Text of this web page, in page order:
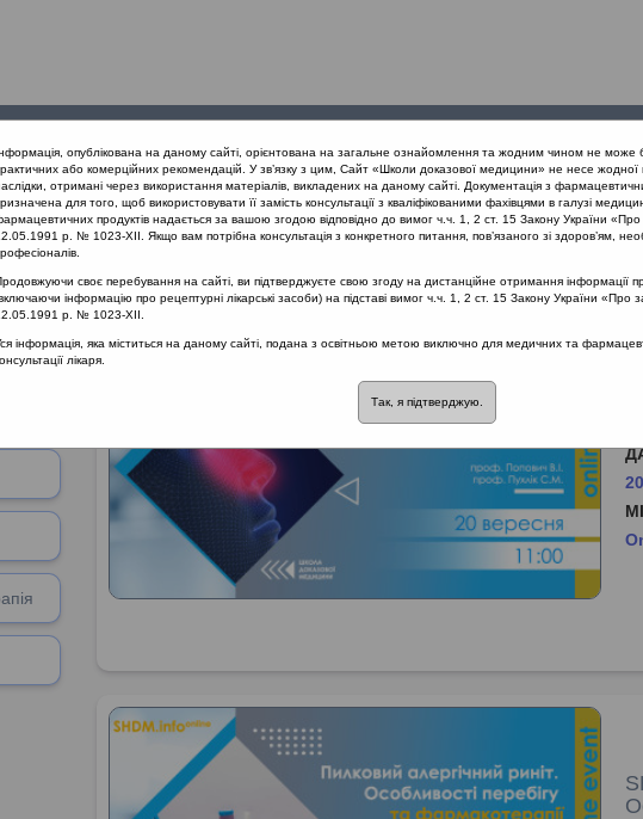
заходи
проекту
опублікована на даному сайті, орієнтована на загальне ознайомлення та жодним чином не може
або комерційних рекомендацій. У зв’язку з цим, Сайт «Школи доказової медицини» не несе жодної
отримані через використання матеріалів, викладених на даному сайті. Документація з
для того, щоб використовувати її замість консультації з кваліфікованими фахівцями в галузі
продуктів надається за вашою згодою відповідно до вимог ч.ч. 1, 2 ст. 15 Закону України «Про
р. № 1023-XII. Якщо вам потрібна консультація з конкретного питання, пов’язаного зі здоров’ям,
своє перебування на сайті, ви підтверджуєте свою згоду на дистанційне отримання інформації
інформацію про рецептурні лікарські засоби) на підставі вимог ч.ч. 1, 2 ст. 15 Закону України «Про
р. № 1023-XII.
інформація, яка міститься на даному сайті, подана з освітньою метою виключно для медичних та
лікаря.
Так, я підтверджую.